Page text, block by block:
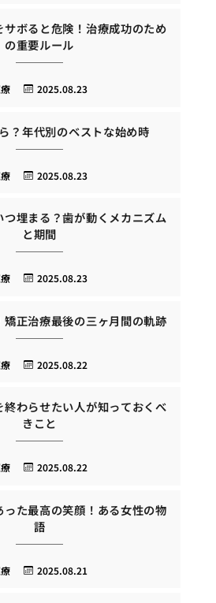
ボると危険！治療成功のため
の重要ルール
2025.08.23
？年代別のベストな始め時
2025.08.23
埋まる？歯が動くメカニズム
と期間
2025.08.23
正治療最後の三ヶ月間の軌跡
2025.08.22
わらせたい人が知っておくべ
きこと
2025.08.22
た最高の笑顔！ある女性の物
語
2025.08.21